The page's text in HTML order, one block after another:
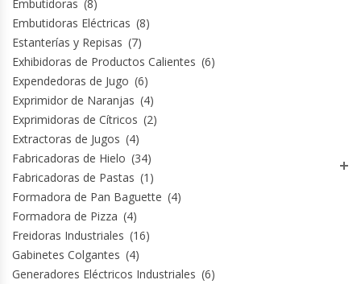
Hornos Turbos / Convectores
Hornos Industriales
Laminadora De Masas
Lavafondos
Lavavajillas
Licuadoras Industriales
Mesones De Trabajo
Embutidoras (8)
Embutidoras Eléctricas (8)
Estanterías y Repisas (7)
Exhibidoras de Productos Calientes (6)
Expendedoras de Jugo (6)
Exprimidor de Naranjas (4)
Exprimidoras de Cítricos (2)
Extractoras de Jugos (4)
Fabricadoras de Hielo (34)
Fabricadoras de Pastas (1)
Formadora de Pan Baguette (4)
Formadora de Pizza (4)
Freidoras Industriales (16)
Gabinetes Colgantes (4)
Generadores Eléctricos Industriales (6)